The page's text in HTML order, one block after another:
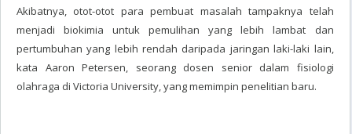
Akibatnya, otot-otot para pembuat masalah tampaknya telah
menjadi biokimia untuk pemulihan yang lebih lambat dan
pertumbuhan yang lebih rendah daripada jaringan laki-laki lain,
kata Aaron Petersen, seorang dosen senior dalam fisiologi
olahraga di Victoria University, yang memimpin penelitian baru.